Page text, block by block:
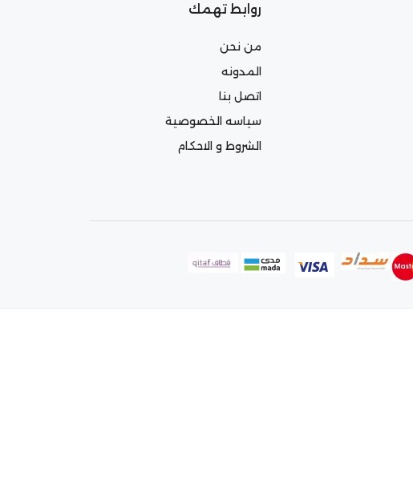
روابط تهمك
من نحن
المدونه
اتصل بنا
سياسه الخصوصية
الشروط و الاحكام